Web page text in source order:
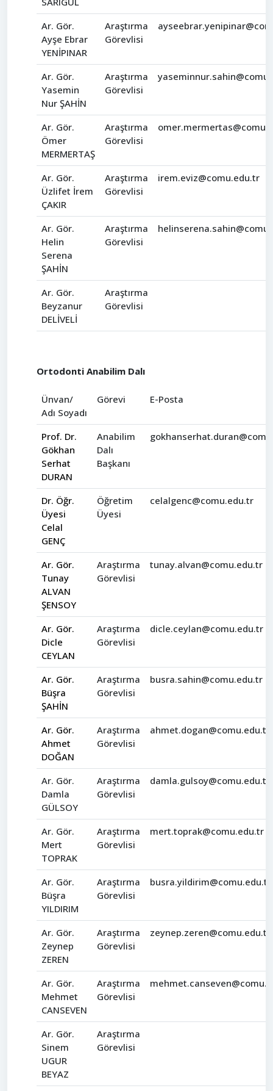
Ar. Gör.
Ayşe Ebrar
YENİPINAR
Araştırma
Görevlisi
Ar. Gör.
Yasemin
Nur ŞAHİN
Araştırma
Görevlisi
Ar. Gör.
Ömer
MERMERTAŞ
Araştırma
Görevlisi
Ar. Gör.
Üzlifet İrem
ÇAKIR
Araştırma
Görevlisi
irem.eviz@comu.edu.tr
Ar. Gör.
Helin
Serena
ŞAHİN
Araştırma
Görevlisi
Ar. Gör.
Beyzanur
DELİVELİ
Araştırma
Görevlisi
Ortodonti Anabilim Dalı
Ünvan/
Adı Soyadı
Görevi E-Posta
Prof. Dr.
Gökhan
Serhat
DURAN
Anabilim
Dalı
Başkanı
Dr. Öğr.
Üyesi
Celal
GENÇ
Öğretim
Üyesi
celalgenc@comu.edu.tr
Ar. Gör.
Tunay
ALVAN
ŞENSOY
Araştırma
Görevlisi
tunay.alvan@comu.edu.tr
Ar. Gör.
Dicle
CEYLAN
Araştırma
Görevlisi
dicle.ceylan@comu.edu.tr
Ar. Gör.
Büşra
ŞAHİN
Araştırma
Görevlisi
busra.sahin@comu.edu.tr
Ar. Gör.
Ahmet
DOĞAN
Araştırma
Görevlisi
ahmet.dogan@comu.edu.tr
Ar. Gör.
Damla
GÜLSOY
Araştırma
Görevlisi
damla.gulsoy@comu.edu.tr
Ar. Gör.
Mert
TOPRAK
Araştırma
Görevlisi
mert.toprak@comu.edu.tr
Ar. Gör.
Büşra
YILDIRIM
Araştırma
Görevlisi
busra.yildirim@comu.edu.tr
Ar. Gör.
Zeynep
ZEREN
Araştırma
Görevlisi
zeynep.zeren@comu.edu.tr
Ar. Gör.
Mehmet
CANSEVEN
Araştırma
Görevlisi
Ar. Gör.
Sinem
UGUR
BEYAZ
Araştırma
Görevlisi